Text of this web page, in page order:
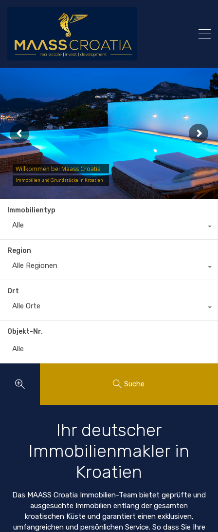
Willkommen bei Maass Croatia
Immobilien und Grundstücke in Kroatien
Immobilientyp
Alle
Region
Alle Regionen
Ort
Alle Orte
Objekt-Nr.
Suche
Ihr deutscher
Immobilienmakler in
Kroatien
Das MAASS Croatia Immobilien-Team bietet geprüfte und
ausgesuchte Immobilien entlang der gesamten
kroatischen Küste und garantiert einen exklusiven,
umfangreichen und persönlichen Service. So dass Sie Ihre